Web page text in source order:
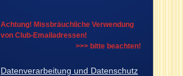
Achtung! Missbräuchliche Verwendung
von Club-Emailadressen!
>>> bitte beachten!
Datenverarbeitung und Datenschutz